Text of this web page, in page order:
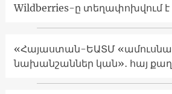
Wildberries-ը տեղափոխվում
«Հայաստան-ԵԱՏՄ
նախանշաններ կան»․ հայ